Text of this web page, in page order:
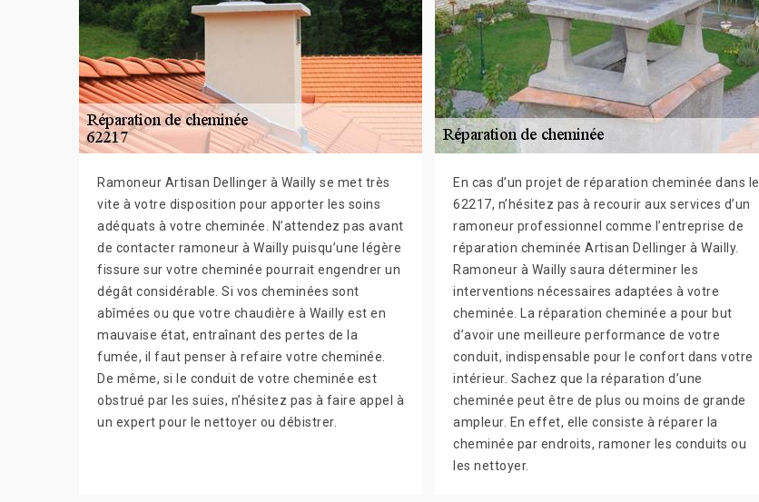
Ramoneur Artisan Dellinger à Wailly se met très
vite à votre disposition pour apporter les soins
adéquats à votre cheminée. N’attendez pas avant
de contacter ramoneur à Wailly puisqu’une légère
fissure sur votre cheminée pourrait engendrer un
dégât considérable. Si vos cheminées sont
abîmées ou que votre chaudière à Wailly est en
mauvaise état, entraînant des pertes de la
fumée, il faut penser à refaire votre cheminée.
De même, si le conduit de votre cheminée est
obstrué par les suies, n’hésitez pas à faire appel à
un expert pour le nettoyer ou débistrer.
En cas d’un projet de réparation cheminée dans le
62217, n’hésitez pas à recourir aux services d’un
ramoneur professionnel comme l’entreprise de
réparation cheminée Artisan Dellinger à Wailly.
Ramoneur à Wailly saura déterminer les
interventions nécessaires adaptées à votre
cheminée. La réparation cheminée a pour but
d’avoir une meilleure performance de votre
conduit, indispensable pour le confort dans votre
intérieur. Sachez que la réparation d’une
cheminée peut être de plus ou moins de grande
ampleur. En effet, elle consiste à réparer la
cheminée par endroits, ramoner les conduits ou
les nettoyer.